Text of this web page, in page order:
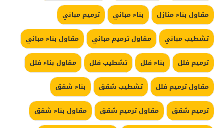
مقاول بناء منازل بناء مباني
ترميم مباني
تشطيب مباني
مقاول ترميم مباني
مقاول بناء مباني
ترميم فلل
بناء فلل تشطيب فلل
مقاول بناء فلل
مقاول ترميم فلل
تشطيب شقق
بناء شقق
ترميم شقق
مقاول ترميم شقق
مقاول بناء شقق